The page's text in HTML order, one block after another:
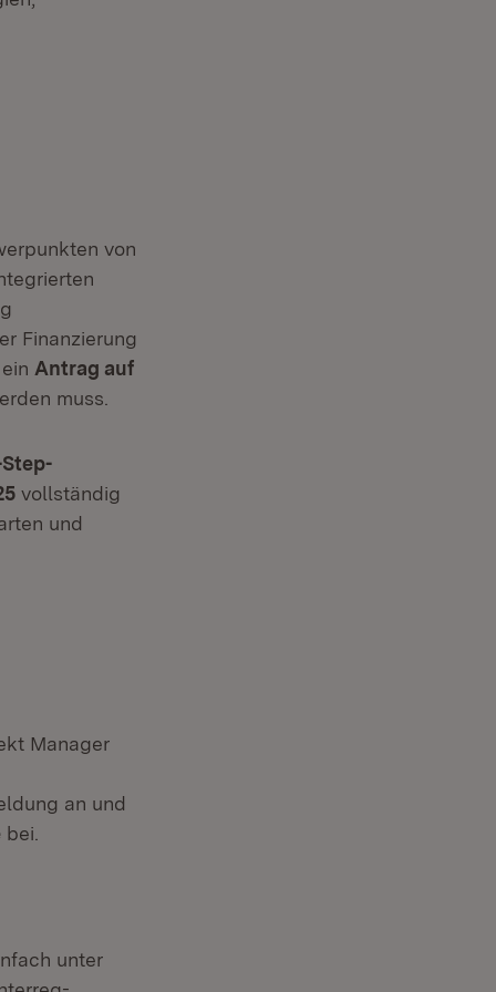
von
Finanzierung
Antrag auf
muss.
vollständig
und
Manager
an und
bei.
unter
Mail: